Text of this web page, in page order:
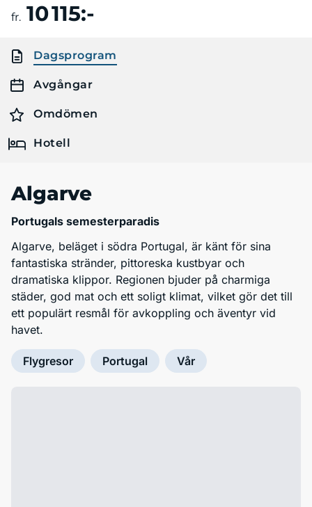
fr. 10 115:-
Dagsprogram
Avgångar
Omdömen
Hotell
Algarve
Portugals semesterparadis
Algarve, beläget i södra Portugal, är känt för sina
fantastiska stränder, pittoreska kustbyar och
dramatiska klippor. Regionen bjuder på charmiga
städer, god mat och ett soligt klimat, vilket gör det till
ett populärt resmål för avkoppling och äventyr vid
havet.
Flygresor Portugal Vår